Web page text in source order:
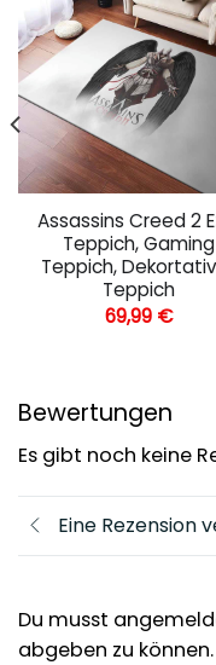
Assassins Creed 2
Teppich, Gaming
Teppich,
Teppich
69,99 €
Bewertungen
Es gibt noch keine
Eine Rezension
Du musst
abgeben zu können.